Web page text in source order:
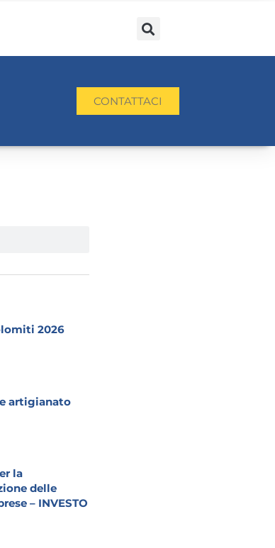
CONTATTACI
2026
artigianato
la
delle
– INVESTO